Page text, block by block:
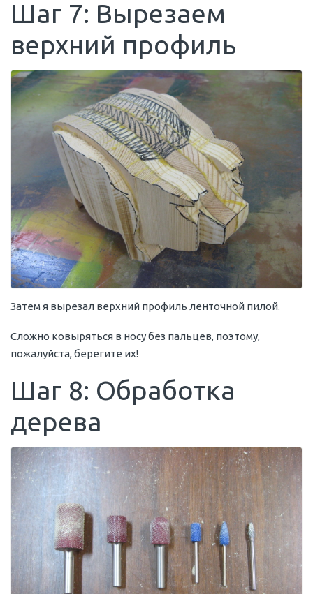
Шаг 7: Вырезаем
верхний профиль
Затем я вырезал верхний профиль ленточной пилой.
Сложно ковыряться в носу без пальцев, поэтому,
пожалуйста, берегите их!
Шаг 8: Обработка
дерева